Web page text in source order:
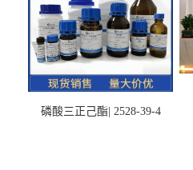
磷酸三正己酯| 2528-39-4